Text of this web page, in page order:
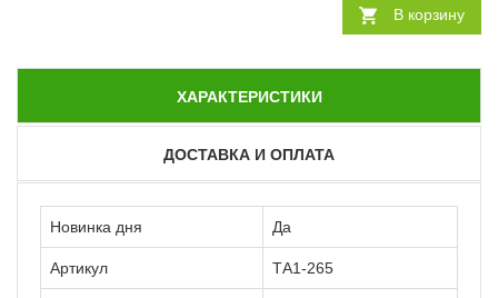
В корзину
ХАРАКТЕРИСТИКИ
ДОСТАВКА И ОПЛАТА
Новинка дня Да
Артикул ТА1-265